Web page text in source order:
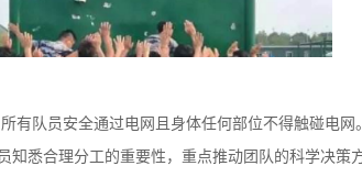
有队员安全通过电网且身体任何部位不得触碰电网
悉合理分工的重要性，重点推动团队的科学决策